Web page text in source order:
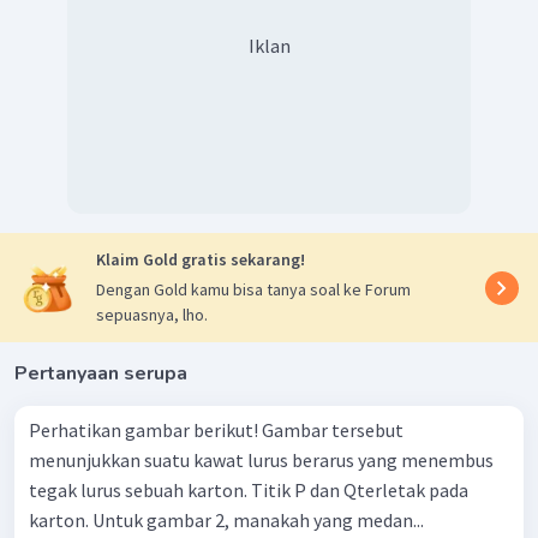
Iklan
Klaim Gold gratis sekarang!
Dengan Gold kamu bisa tanya soal ke Forum
sepuasnya, lho.
Pertanyaan serupa
Perhatikan gambar berikut! Gambar tersebut
menunjukkan suatu kawat lurus berarus yang menembus
tegak lurus sebuah karton. Titik P dan Qterletak pada
karton. Untuk gambar 2, manakah yang medan...